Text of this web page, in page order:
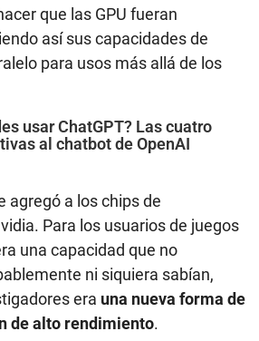
que las GPU fueran
así sus capacidades de
para usos más allá de los
usar ChatGPT? Las cuatro
al chatbot de OpenAI
agregó a los chips de
Para los usuarios de juegos
una capacidad que no
ni siquiera sabían,
era una nueva forma de
de alto rendimiento.